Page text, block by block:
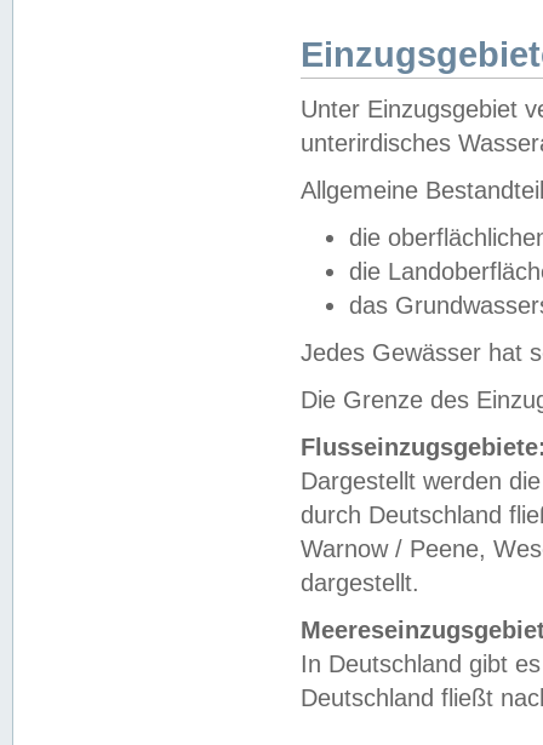
Unter Einzugsgebiet
unterirdisches
Allgemeine
die
die
das
Jedes Gewässer hat
Die Grenze des
Dargestellt werden
durch Deutschland
Warnow / Peene,
dargestellt.
In Deutschland gibt
Deutschland fließt